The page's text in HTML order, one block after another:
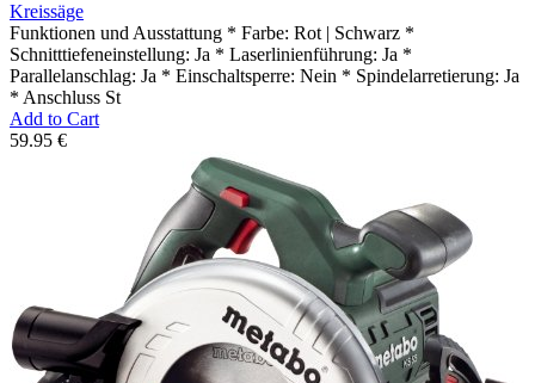
Kreissäge
Funktionen und Ausstattung * Farbe: Rot | Schwarz *
Schnitttiefeneinstellung: Ja * Laserlinienführung: Ja *
Parallelanschlag: Ja * Einschaltsperre: Nein * Spindelarretierung: Ja
* Anschluss St
Add to Cart
59.95 €